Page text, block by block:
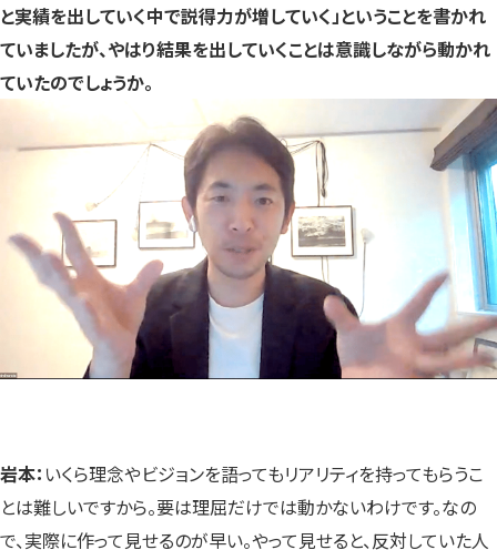
と実績を出していく中で説得力が増していく」ということを書かれ
ていましたが、やはり結果を出していくことは意識しながら動かれ
ていたのでしょうか。
岩本： いくら理念やビジョンを語ってもリアリティを持ってもらうこ
とは難しいですから。要は理屈だけでは動かないわけです。なの
で、実際に作って見せるのが早い。やって見せると、反対していた人